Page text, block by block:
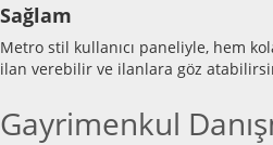
Sağlam
Metro stil kullanıcı paneliyle, hem
ilan verebilir ve ilanlara göz
Gayrimenkul